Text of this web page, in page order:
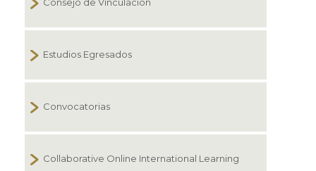
Estudios Egresados
Convocatorias
Collaborative Online International Learning